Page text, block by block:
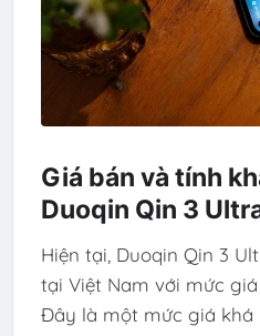
Giá bán và tính
Duoqin Qin 3
Hiện tại, Duoqin Qin 3
tại Việt Nam với mức
Đây là một mức giá khá